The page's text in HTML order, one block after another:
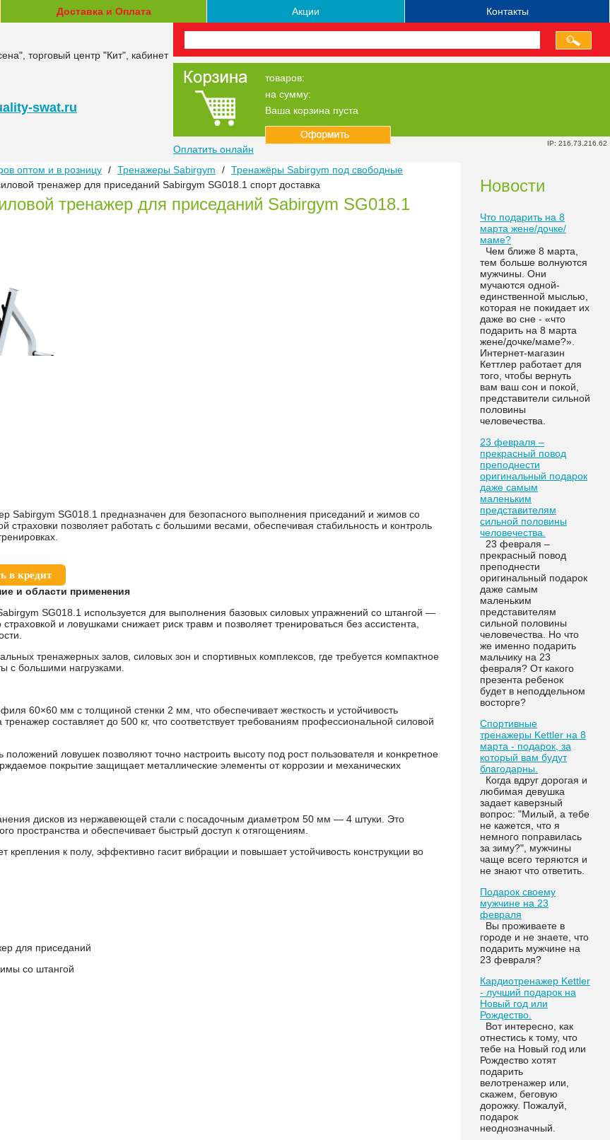
IP: 216.73.216.62
Доставка и Оплата Акции Контакты
торговый центр "Кит", кабинет
swat.ru
товаров:
на сумму:
Ваша корзина пуста
Оплатить онлайн
оптом и в розницу / Тренажеры Sabirgym / Тренажёры Sabirgym под свободные
тренажер для приседаний Sabirgym SG018.1 спорт доставка
тренажер для приседаний Sabirgym SG018.1
Sabirgym SG018.1 предназначен для безопасного выполнения приседаний и жимов со
страховки позволяет работать с большими весами, обеспечивая стабильность и контроль
в кредит
и области применения
SG018.1 используется для выполнения базовых силовых упражнений со штангой —
и ловушками снижает риск травм и позволяет тренироваться без ассистента,
тренажерных залов, силовых зон и спортивных комплексов, где требуется компактное
с большими нагрузками.
60×60 мм с толщиной стенки 2 мм, что обеспечивает жесткость и устойчивость
тренажер составляет до 500 кг, что соответствует требованиям профессиональной силовой
ловушек позволяют точно настроить высоту под рост пользователя и конкретное
покрытие защищает металлические элементы от коррозии и механических
дисков из нержавеющей стали с посадочным диаметром 50 мм — 4 штуки. Это
пространства и обеспечивает быстрый доступ к отягощениям.
крепления к полу, эффективно гасит вибрации и повышает устойчивость конструкции во
для приседаний
со штангой
Новости
Что подарить на 8
марта жене/дочке/
маме?
Чем ближе 8 марта,
тем больше волнуются
мужчины. Они
мучаются одной-
единственной мыслью,
которая не покидает их
даже во сне - «что
подарить на 8 марта
жене/дочке/маме?».
Интернет-магазин
Кеттлер работает для
того, чтобы вернуть
вам ваш сон и покой,
представители сильной
половины
человечества.
23 февраля –
прекрасный повод
преподнести
оригинальный подарок
даже самым
маленьким
представителям
сильной половины
человечества.
23 февраля –
прекрасный повод
преподнести
оригинальный подарок
даже самым
маленьким
представителям
сильной половины
человечества. Но что
же именно подарить
мальчику на 23
февраля? От какого
презента ребенок
будет в неподдельном
восторге?
Спортивные
тренажеры Kettler на 8
марта - подарок, за
который вам будут
благодарны.
Когда вдруг дорогая и
любимая девушка
задает каверзный
вопрос: "Милый, а тебе
не кажется, что я
немного поправилась
за зиму?", мужчины
чаще всего теряются и
не знают что ответить.
Подарок своему
мужчине на 23
февраля
Вы проживаете в
городе и не знаете, что
подарить мужчине на
23 февраля?
Кардиотренажер Kettler
- лучший подарок на
Новый год или
Рождество.
Вот интересно, как
отнестись к тому, что
тебе на Новый год или
Рождество хотят
подарить
велотренажер или,
скажем, беговую
дорожку. Пожалуй,
подарок
неоднозначный.